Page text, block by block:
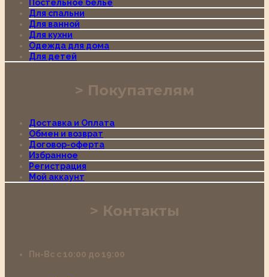
Постельное белье
Для спальни
Для ванной
Для кухни
Одежда для дома
Для детей
Покупателям
Доставка и Оплата
Обмен и возврат
Договор-оферта
Избранное
Регистрация
Мой аккаунт
Контакты
Пн-Вс с 10:00 до 19:00